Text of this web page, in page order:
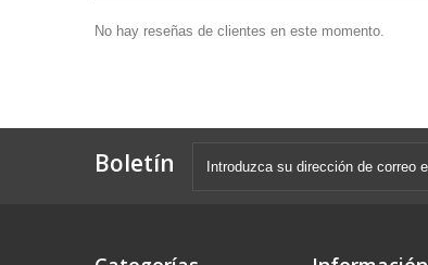
No hay reseñas de clientes en este momento.
Boletín